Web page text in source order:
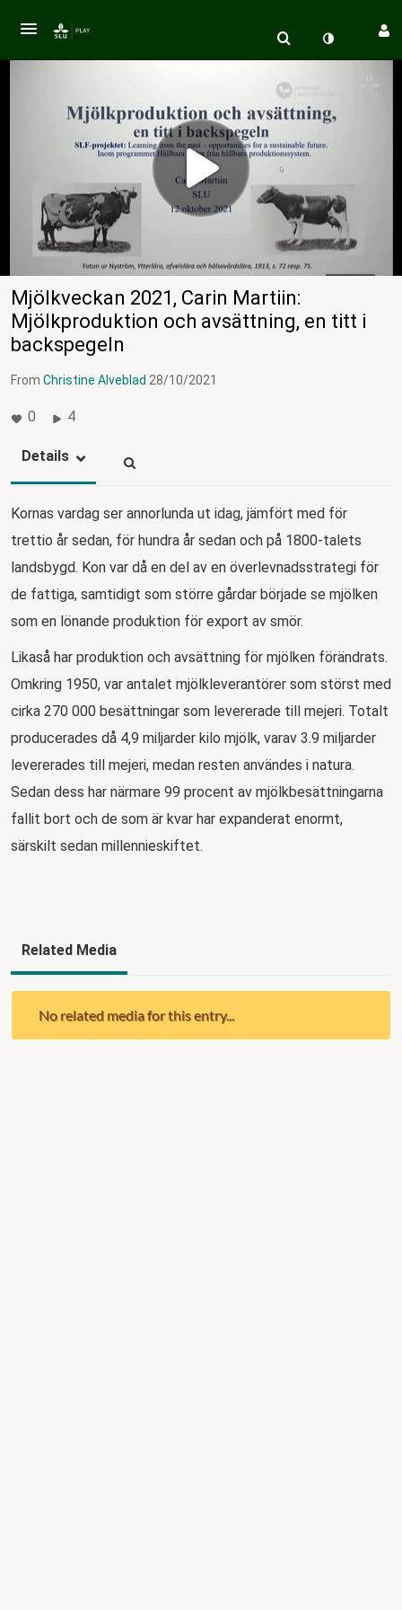
Mjölkveckan 2021, Carin Martiin:
Mjölkproduktion och avsättning, en titt i
backspegeln
From Christine Alveblad 28/10/2021
0 4
Details
Kornas vardag ser annorlunda ut idag, jämfört med för
trettio år sedan, för hundra år sedan och på 1800-talets
landsbygd. Kon var då en del av en överlevnadsstrategi för
de fattiga, samtidigt som större gårdar började se mjölken
som en lönande produktion för export av smör.
Likaså har produktion och avsättning för mjölken förändrats.
Omkring 1950, var antalet mjölkleverantörer som störst med
cirka 270 000 besättningar som levererade till mejeri. Totalt
producerades då 4,9 miljarder kilo mjölk, varav 3.9 miljarder
levererades till mejeri, medan resten användes i natura.
Sedan dess har närmare 99 procent av mjölkbesättningarna
fallit bort och de som är kvar har expanderat enormt,
särskilt sedan millennieskiftet.
Related Media
No related media for this entry...